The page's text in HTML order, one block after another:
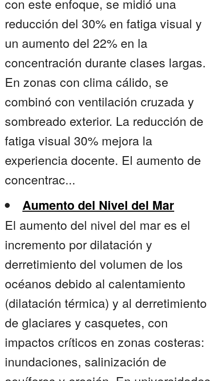
reducción del 30% en fatiga visual y
un aumento del 22% en la
concentración durante clases largas.
En zonas con clima cálido, se
combinó con ventilación cruzada y
sombreado exterior. La reducción de
fatiga visual 30% mejora la
experiencia docente. El aumento de
concentrac...
Aumento del Nivel del Mar
El aumento del nivel del mar es el
incremento por dilatación y
derretimiento del volumen de los
océanos debido al calentamiento
(dilatación térmica) y al derretimiento
de glaciares y casquetes, con
impactos críticos en zonas costeras:
inundaciones, salinización de